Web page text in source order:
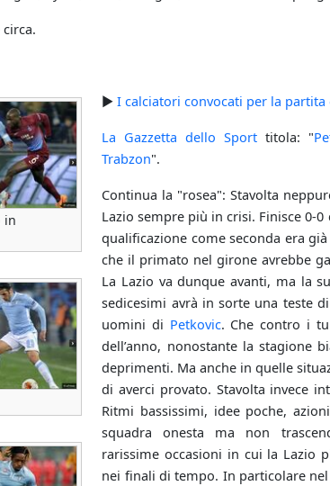
circa.
in
►I calciatori convocati per la partita
La Gazzetta dello Sporttitola: "
Trabzon".
Continua la "rosea": Stavolta
Lazio sempre più in crisi. Finisce 0-0
qualificazione come seconda era
che il primato nel girone avrebbe
La Lazio va dunque avanti, ma la
sedicesimi avrà in sorte una teste
uomini di Petkovic. Che contro i
dell’anno, nonostante la stagione
deprimenti. Ma anche in quelle
di averci provato. Stavolta invece
Ritmi bassissimi, idee poche,
squadra onesta ma non
rarissime occasioni in cui la Lazio
nei finali di tempo. In particolare